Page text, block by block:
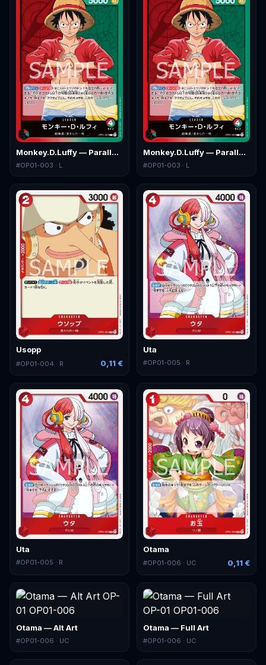
Monkey.D.Luffy — Parallel 4
#OP01-003 · L
Monkey.D.Luffy — Parallel 5
#OP01-003 · L
Usopp
#OP01-004 · R 0,11 €
Uta
#OP01-005 · R
Uta
#OP01-005 · R
Otama
#OP01-006 · UC 0,11 €
Otama — Alt Art
#OP01-006 · UC
Otama — Full Art
#OP01-006 · UC